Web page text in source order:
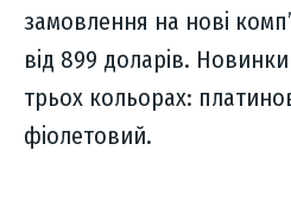
замовлення на нові
від 899 доларів.
трьох кольорах:
фіолетовий.